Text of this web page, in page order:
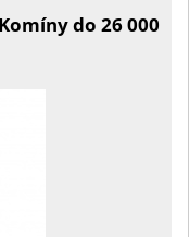
do 26 000